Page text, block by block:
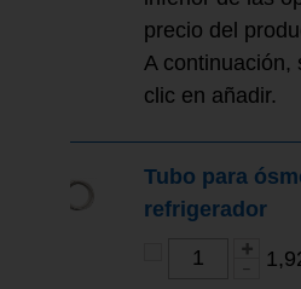
precio del
A continuación,
clic en añadir.
Tubo para
refrigerador